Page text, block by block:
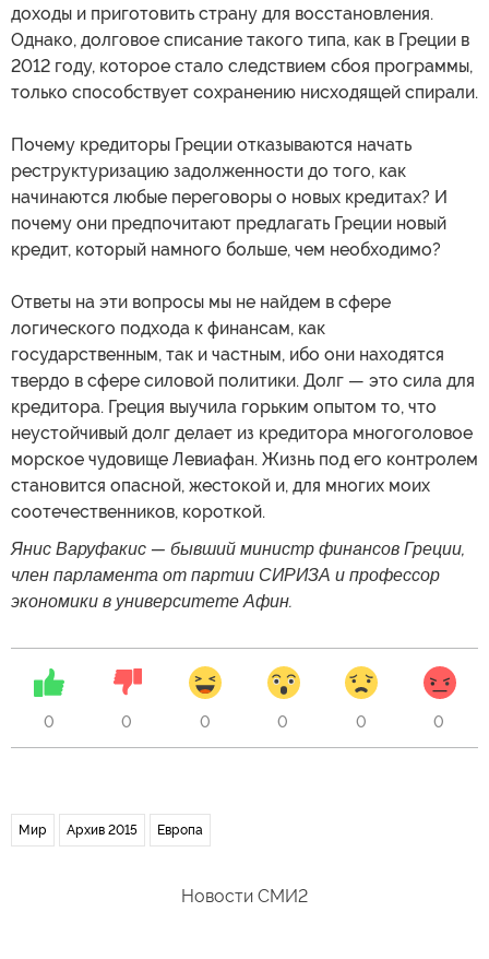
доходы и приготовить страну для восстановления.
Однако, долговое списание такого типа, как в Греции в
2012 году, которое стало следствием сбоя программы,
только способствует сохранению нисходящей спирали.
Почему кредиторы Греции отказываются начать
реструктуризацию задолженности до того, как
начинаются любые переговоры о новых кредитах? И
почему они предпочитают предлагать Греции новый
кредит, который намного больше, чем необходимо?
Ответы на эти вопросы мы не найдем в сфере
логического подхода к финансам, как
государственным, так и частным, ибо они находятся
твердо в сфере силовой политики. Долг — это сила для
кредитора. Греция выучила горьким опытом то, что
неустойчивый долг делает из кредитора многоголовое
морское чудовище Левиафан. Жизнь под его контролем
становится опасной, жестокой и, для многих моих
соотечественников, короткой.
Янис Варуфакис — бывший министр финансов Греции,
член парламента от партии СИРИЗА и профессор
экономики в университете Афин.
0 0 0 0 0 0
Мир Архив 2015 Европа
Новости СМИ2